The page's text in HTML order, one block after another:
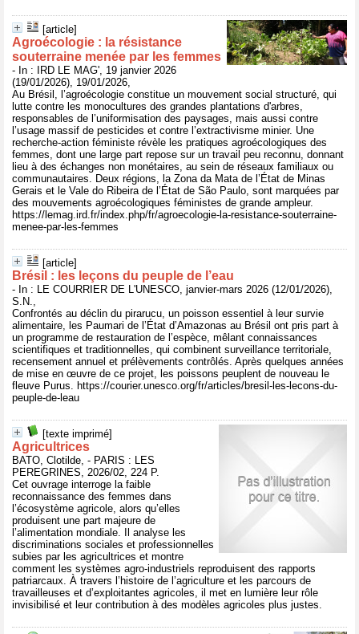
[article]
Agroécologie : la résistance
souterraine menée par les femmes
- In : IRD LE MAG', 19 janvier 2026
(19/01/2026), 19/01/2026,
Au Brésil, l’agroécologie constitue un mouvement social structuré, qui
lutte contre les monocultures des grandes plantations d'arbres,
responsables de l’uniformisation des paysages, mais aussi contre
l’usage massif de pesticides et contre l’extractivisme minier. Une
recherche-action féministe révèle les pratiques agroécologiques des
femmes, dont une large part repose sur un travail peu reconnu, donnant
lieu à des échanges non monétaires, au sein de réseaux familiaux ou
communautaires. Deux régions, la Zona da Mata de l’État de Minas
Gerais et le Vale do Ribeira de l’État de São Paulo, sont marquées par
des mouvements agroécologiques féministes de grande ampleur.
https://lemag.ird.fr/index.php/fr/agroecologie-la-resistance-souterraine-
menee-par-les-femmes
[article]
Brésil : les leçons du peuple de l’eau
- In : LE COURRIER DE L'UNESCO, janvier-mars 2026 (12/01/2026),
S.N.,
Confrontés au déclin du pirarucu, un poisson essentiel à leur survie
alimentaire, les Paumari de l’État d’Amazonas au Brésil ont pris part à
un programme de restauration de l’espèce, mêlant connaissances
scientifiques et traditionnelles, qui combinent surveillance territoriale,
recensement annuel et prélèvements contrôlés. Après quelques années
de mise en œuvre de ce projet, les poissons peuplent de nouveau le
fleuve Purus. https://courier.unesco.org/fr/articles/bresil-les-lecons-du-
peuple-de-leau
[texte imprimé]
Agricultrices
BATO, Clotilde, - PARIS : LES
PEREGRINES, 2026/02, 224 P.
Cet ouvrage interroge la faible
reconnaissance des femmes dans
l’écosystème agricole, alors qu’elles
produisent une part majeure de
l’alimentation mondiale. Il analyse les
discriminations sociales et professionnelles
subies par les agricultrices et montre
comment les systèmes agro-industriels reproduisent des rapports
patriarcaux. À travers l’histoire de l’agriculture et les parcours de
travailleuses et d’exploitantes agricoles, il met en lumière leur rôle
invisibilisé et leur contribution à des modèles agricoles plus justes.